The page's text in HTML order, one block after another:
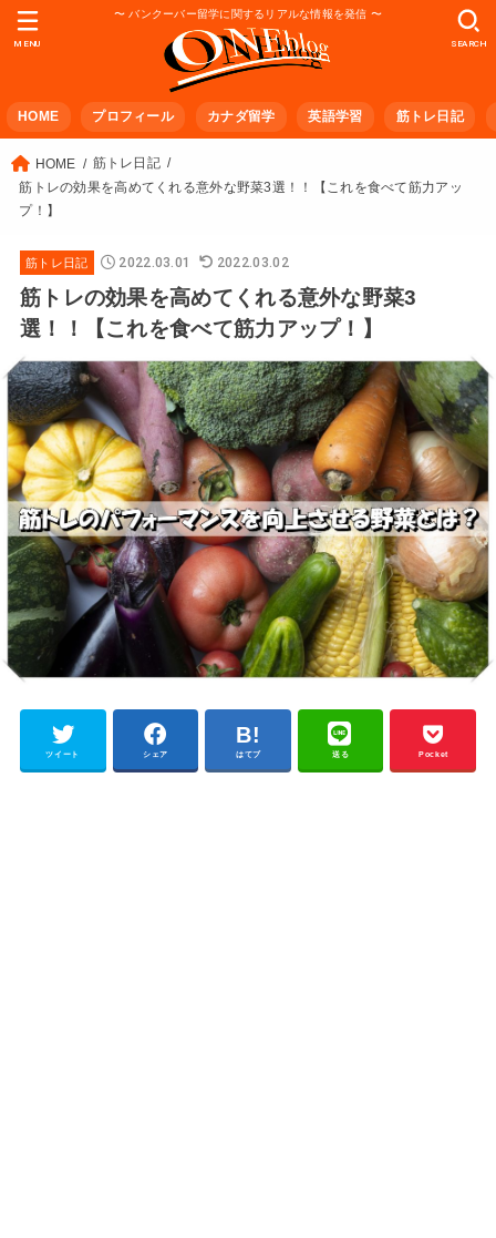
〜 バンクーバー留学に関するリアルな情報を発信 〜
HOME プロフィール カナダ留学 英語学習 筋トレ日記
SEARCH
MENU
HOME
筋トレ日記
筋トレの効果を高めてくれる意外な野菜3選！！【これを食べて筋力アッ
プ！】
筋トレ日記 2022.03.01 2022.03.02
筋トレの効果を高めてくれる意外な野菜3
選！！【これを食べて筋力アップ！】
ツイート シェア はてブ 送る Pocket